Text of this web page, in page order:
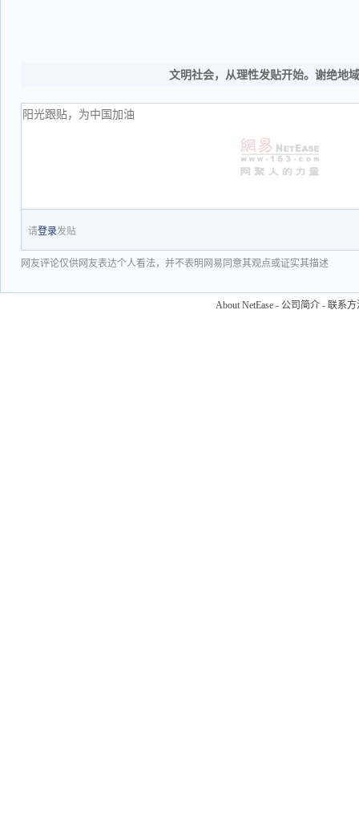
文明社会，从理性发贴开始。谢绝地
请登录发贴
网友评论仅供网友表达个人看法，并不表明网易同意其观点或证实其描述
About NetEase - 公司简介 - 联系方